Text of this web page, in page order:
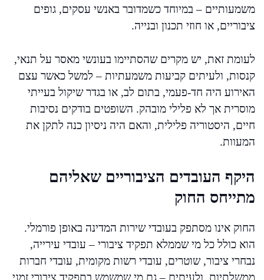
משמעותיים – במיוחד כשמדובר באנשי עסקים, גופים
ציבוריים, או חוזי תכנון ובנייה.
לעומת זאת, יש מקרים שהסתיימו בעונשי מאסר על תנאי,
קנסות, ולעיתים קביעות משמעתיות – למשל כאשר עצם
האירוע היה חד-פעמי, בתום לב, או בגדר שיקול בעייתי
מוסרית אך לא פלילי מובהק. השופטים בודקים נסיבות
חיים, היסטוריה פלילית, והאם היה ניסיון כנה לתקן את
המעוות.
היקף העובדים הציבוריים שאליהם
מתייחס החוק
החוק אינו מסתפק בעובדי שירות המדינה באופן פורמלי.
הוא כולל כל מי שממלא תפקיד ציבורי – עובדי עירייה,
נבחרי ציבור, שוטרים, עובדי רשות מקומית, עובדי חברות
ממשלתיות, ולעיתים – גם מי שמשמש בתפקיד ציבורי זמני